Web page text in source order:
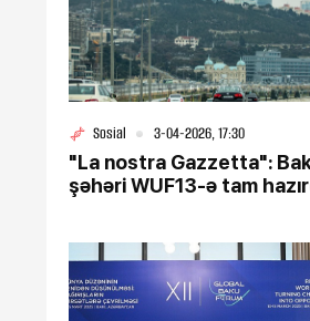
Sosial 3-04-2026, 17:30
"La nostra Gazzetta":
şəhəri WUF13-ə tam